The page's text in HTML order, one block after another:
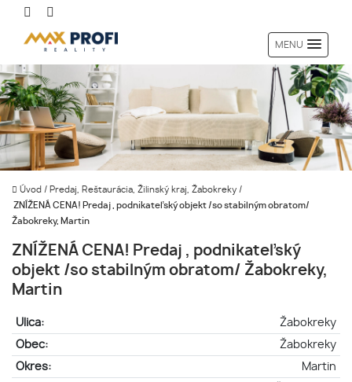
MENU
Úvod / Predaj, Reštaurácia, Žilinský kraj, Žabokreky /
ZNÍŽENÁ CENA! Predaj , podnikateľský objekt /so stabilným obratom/
Žabokreky, Martin
ZNÍŽENÁ CENA! Predaj , podnikateľský
objekt /so stabilným obratom/ Žabokreky,
Martin
Ulica:
Žabokreky
Obec:
Žabokreky
Okres:
Martin